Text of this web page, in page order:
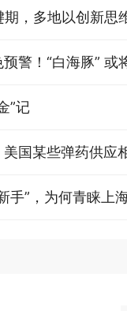
期，多地以创新思
警！“白海豚”
”记
国某些弹药供应
手”，为何青睐上